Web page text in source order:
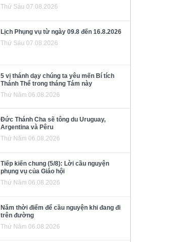
Thứ Sáu 07.08.2026
Lịch Phụng vụ từ ngày 09.8 đến 16.8.2026
Thứ Sáu 07.08.2026
5 vị thánh dạy chúng ta yêu mến Bí tích
Thánh Thể trong tháng Tám này
Thứ Năm 06.08.2026
Đức Thánh Cha sẽ tông du Uruguay,
Argentina và Pêru
Thứ Năm 06.08.2026
Tiếp kiến chung (5/8): Lời cầu nguyện
phụng vụ của Giáo hội
Thứ Năm 06.08.2026
Năm thời điểm để cầu nguyện khi đang đi
trên đường
Thứ Năm 06.08.2026